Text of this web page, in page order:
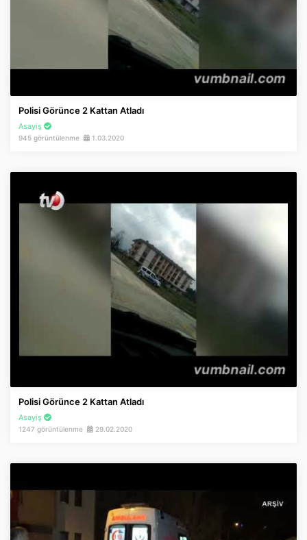
Polisi Görünce 2 Kattan Atladı
Asayiş
945 görüntülenme 1.03.2020
Polisi Görünce 2 Kattan Atladı
Asayiş
1247 görüntülenme 29.02.2020